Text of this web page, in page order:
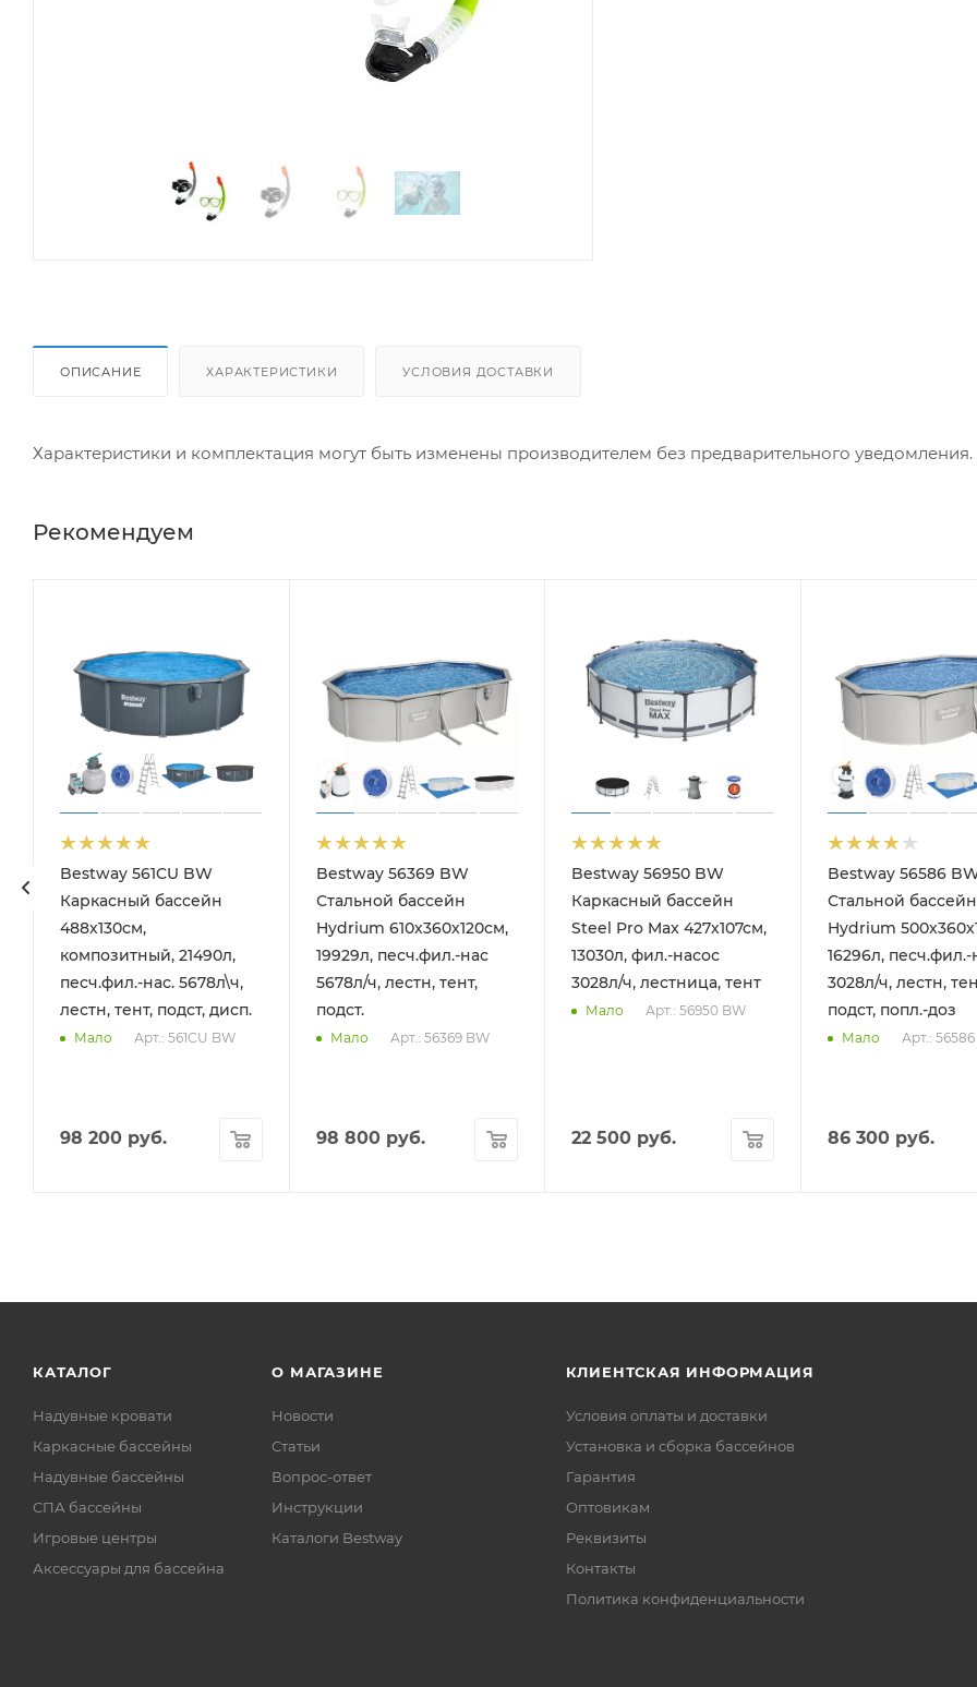
ОПИСАНИЕ ХАРАКТЕРИСТИКИ УСЛОВИЯ ДОСТАВКИ
Характеристики и комплектация могут быть изменены производителем без предварительного уведомления.
Рекомендуем
для дна, шланг 6м, ручка 190см)
Bestway 561CU BW
Каркасный бассейн
488х130см,
композитный, 21490л,
песч.фил.-нас. 5678л\ч,
лестн, тент, подст, дисп.
Мало Арт.: 561CU BW
98 200руб.
Bestway 56369 BW
Стальной бассейн
Hydrium 610х360х120см,
19929л, песч.фил.-нас
5678л/ч, лестн, тент,
подст.
Мало Арт.: 56369 BW
98 800руб.
Bestway 56950 BW
Каркасный бассейн
Steel Pro Max 427х107см,
13030л, фил.-насос
3028л/ч, лестница, тент
Мало Арт.: 56950 BW
22 500 руб.
Bestway 56586
Стальной бассейн
Hydrium
16296л, песч.фил.-
3028л/ч, лестн,
подст, попл.-доз
Мало Арт.:
86 300 руб.
КАТАЛОГ
Надувные кровати
Каркасные бассейны
Надувные бассейны
СПА бассейны
Игровые центры
Аксессуары для бассейна
О МАГАЗИНЕ
Новости
Статьи
Вопрос-ответ
Инструкции
Каталоги Bestway
КЛИЕНТСКАЯ ИНФОРМАЦИЯ
Условия оплаты и доставки
Установка и сборка бассейнов
Гарантия
Оптовикам
Реквизиты
Контакты
Политика конфиденциальности